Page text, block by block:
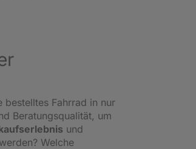
Fahrrad in nur
Beratungsqualität, um
und
Welche